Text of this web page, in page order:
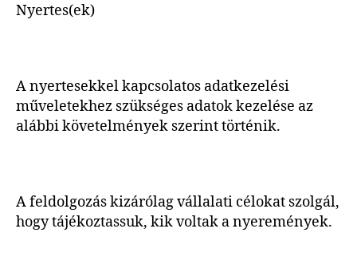
Nyertes(ek)
A nyertesekkel kapcsolatos adatkezelési
műveletekhez szükséges adatok kezelése az
alábbi követelmények szerint történik.
A feldolgozás kizárólag vállalati célokat szolgál,
hogy tájékoztassuk, kik voltak a nyeremények.